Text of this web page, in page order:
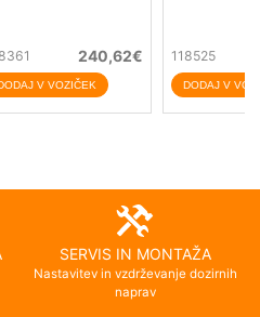
240,62€ 118525
SERVIS IN MONTAŽA
Nastavitev in vzdrževanje dozirnih
naprav